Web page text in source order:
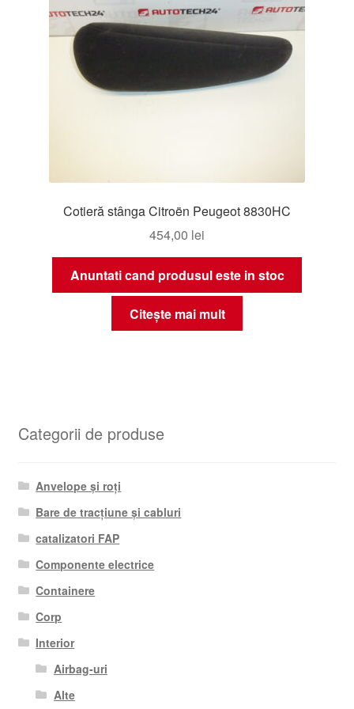
Cotieră stânga Citroën Peugeot 8830HC
454,00 lei
Anuntati cand produsul este in stoc
Citește mai mult
Categorii de produse
Anvelope și roți
Bare de tracțiune și cabluri
catalizatori FAP
Componente electrice
Containere
Corp
Interior
Airbag-uri
Alte